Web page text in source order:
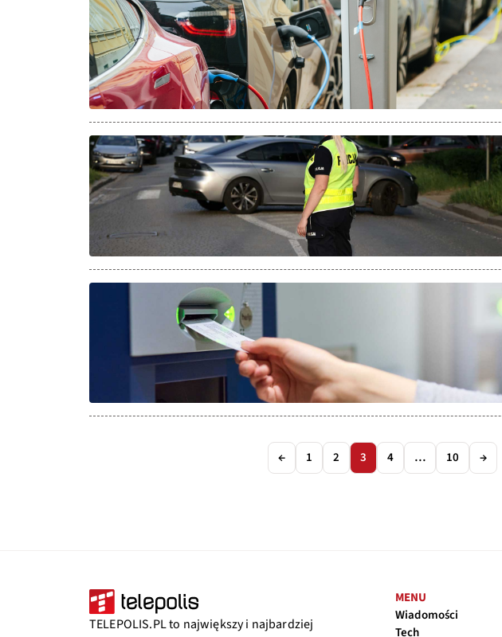
← 1 2 3 4 … 10 →
TELEPOLIS.PL to największy i najbardziej
MENU
Wiadomości
Tech